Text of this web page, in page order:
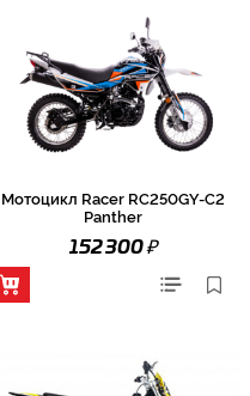
Мотоцикл Racer RC250GY-C2
Panther
152 300₽